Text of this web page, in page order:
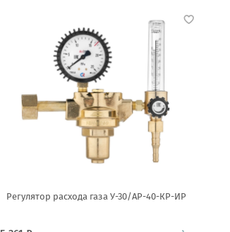
Регулятор расхода газа У-30/АР-40-КР-ИР